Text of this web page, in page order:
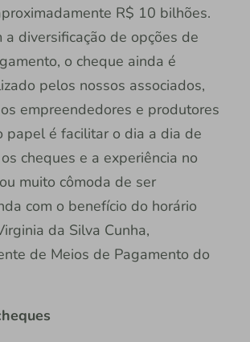
R$ 10 bilhões.
a diversificação de opções de
o cheque ainda é
pelos nossos associados,
empreendedores e produtores
papel é facilitar o dia a dia de
cheques e a experiência no
muito cômoda de ser
com o benefício do horário
da Silva Cunha,
de Meios de Pagamento do